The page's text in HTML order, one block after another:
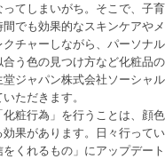
ってしまいがち。そこで、子
でも効果的なスキンケアや
クチャーしながら、パーソナ
合う色の見つけ方など化粧品
堂ジャパン株式会社ソーシャ
ただきます。
化粧行為」を行うことは、顔
果があります。日々行って
くれるもの」にアップデー